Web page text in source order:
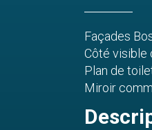
Façades
Côté visible
Plan de
Miroir